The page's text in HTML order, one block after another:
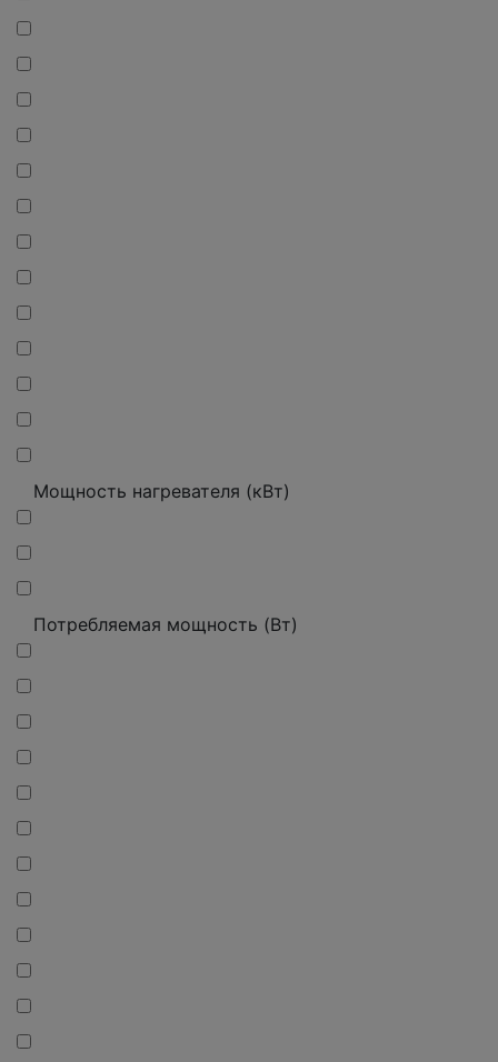
Мощность нагревателя (кВт)
Потребляемая мощность (Вт)